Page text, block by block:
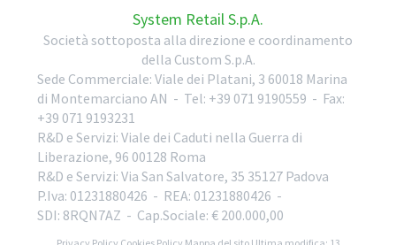
System Retail S.p.A.
Società sottoposta alla direzione e coordinamento
della Custom S.p.A.
Sede Commerciale: Viale dei Platani, 3 60018 Marina
di Montemarciano AN - Tel: +39 071 9190559 - Fax:
+39 071 9193231
R&D e Servizi: Viale dei Caduti nella Guerra di
Liberazione, 96 00128 Roma
R&D e Servizi: Via San Salvatore, 35 35127 Padova
P.Iva: 01231880426 - REA: 01231880426 -
SDI: 8RQN7AZ - Cap.Sociale: € 200.000,00